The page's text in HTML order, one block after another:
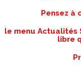
Pensez à
le menu Actualités
libre